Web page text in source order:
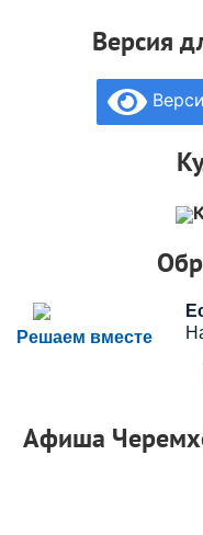
Версия
Решаем вместе
Афиша